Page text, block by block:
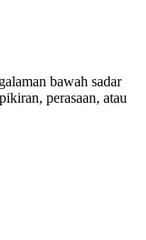
bawah sadar
perasaan, atau